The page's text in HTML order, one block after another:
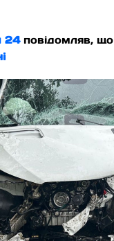
24повідомляв, що